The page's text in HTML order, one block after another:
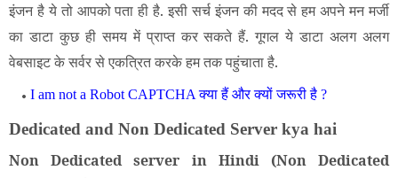
इंजन है ये तो आपको पता ही है. इसी सर्च इंजन की मदद से हम अपने मन मर्जी
का डाटा कुछ ही समय में प्राप्त कर सकते हैं. गूगल ये डाटा अलग अलग
वेबसाइट के सर्वर से एकत्रित करके हम तक पहुंचाता है.
I am not a Robot CAPTCHA क्या हैं और क्यों जरूरी है ?
Dedicated and Non Dedicated Server kya hai
Non Dedicated server in Hindi (Non Dedicated